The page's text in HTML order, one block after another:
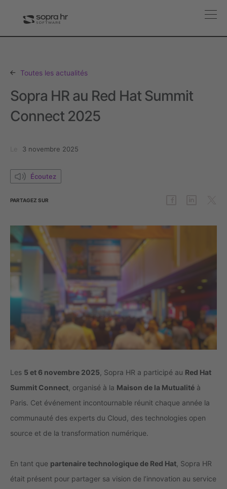
Toutes les actualités
Sopra HR au Red Hat Summit
Connect 2025
3 novembre 2025
Écoutez
PARTAGEZ SUR
Les 5 et 6 novembre 2025 , Sopra HR a participé au Red Hat
Summit Connect , organisé à la Maison de la Mutualité à
Paris. Cet événement incontournable réunit chaque année la
communauté des experts du Cloud, des technologies open
source et de la transformation numérique.
En tant que partenaire technologique de Red Hat , Sopra HR
était présent pour partager sa vision de l’innovation au service